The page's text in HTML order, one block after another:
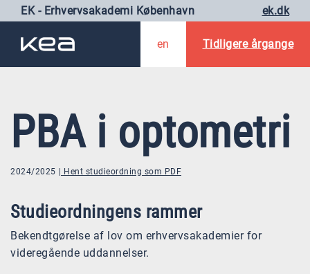
EK - Erhvervsakademi København ek.dk
en Tidligere årgange
PBA i optometri
2024/2025 Hent studieordning som PDF
Studieordningens rammer
Bekendtgørelse af lov om erhvervsakademier for
videregående uddannelser.